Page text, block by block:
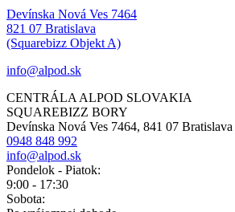
Devínska Nová Ves 7464
821 07 Bratislava
(Squarebizz Objekt A)
info@alpod.sk
CENTRÁLA ALPOD SLOVAKIA
SQUAREBIZZ BORY
Devínska Nová Ves 7464, 841 07 Bratislava
0948 848 992
info@alpod.sk
Pondelok - Piatok:
9:00 - 17:30
Sobota: